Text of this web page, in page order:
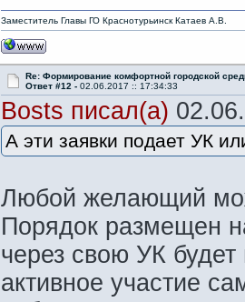
Заместитель Главы ГО Краснотурьинск Катаев А.В.
Re: Формирование комфортной городской
Ответ #12 - 02.06.2017 :: 17:34:33
Bosts писал(а)
А эти заявки подает УК
Любой желающий
Порядок размещен
через свою УК
активное участие